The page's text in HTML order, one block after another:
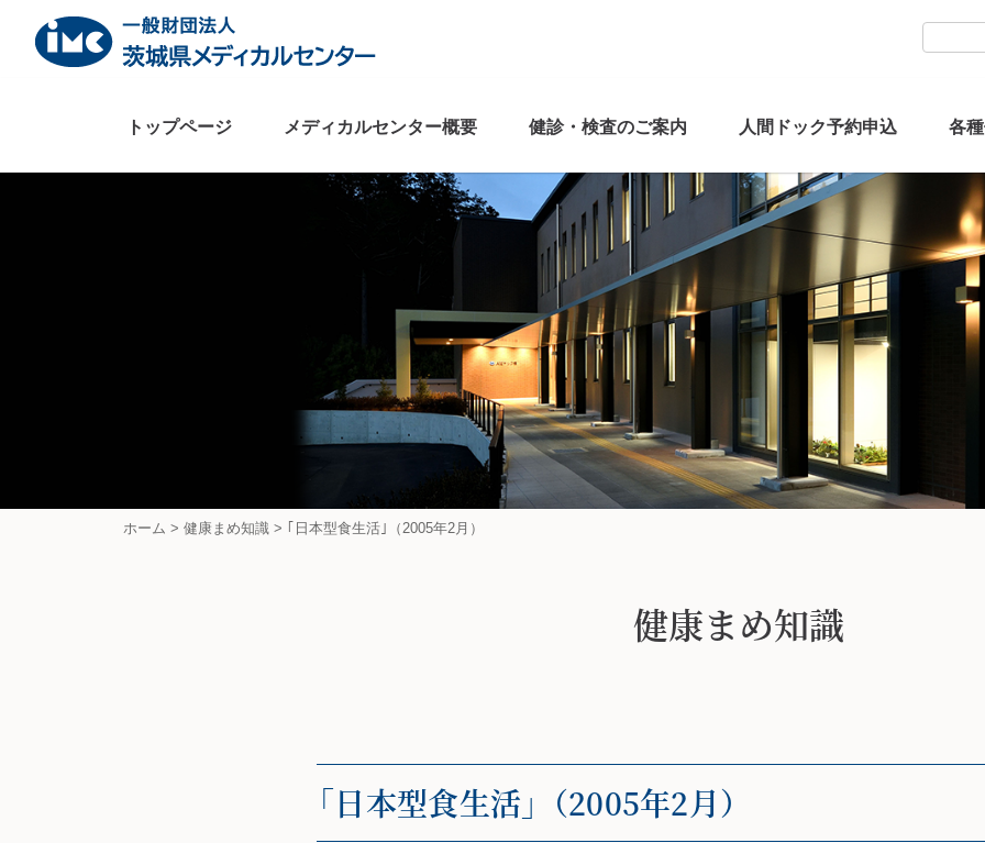
content
トップページ メディカルセンター概要 健診・検査のご案内 人間ドック予約申込 各
ホーム > 健康まめ知識 > ｢日本型食生活｣（2005年2月）
健康まめ知識
｢日本型食生活｣（2005年2月）